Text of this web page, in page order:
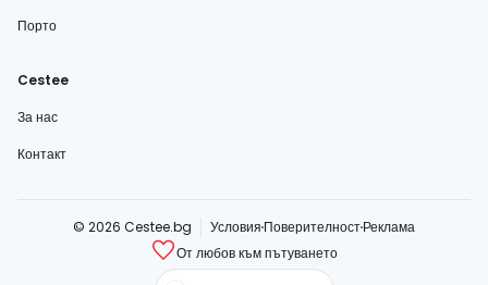
Порто
Cestee
За нас
Контакт
© 2026 Cestee.bg Условия ПоверителностРеклама
От любов към пътуването
cestee.com